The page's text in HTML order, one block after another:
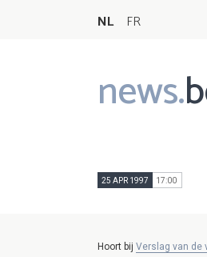
NL FR
news.
Main
navigation
25 APR 1997 17:00
Hoort bij Verslag van de